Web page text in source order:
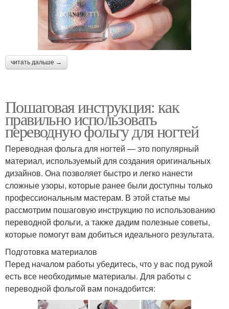
читать дальше →
Пошаговая инструкция: как
правильно использовать
переводную фольгу для ногтей
Переводная фольга для ногтей — это популярный
материал, используемый для создания оригинальных
дизайнов. Она позволяет быстро и легко нанести
сложные узоры, которые ранее были доступны только
профессиональным мастерам. В этой статье мы
рассмотрим пошаговую инструкцию по использованию
переводной фольги, а также дадим полезные советы,
которые помогут вам добиться идеального результата.
Подготовка материалов
Перед началом работы убедитесь, что у вас под рукой
есть все необходимые материалы. Для работы с
переводной фольгой вам понадобится: